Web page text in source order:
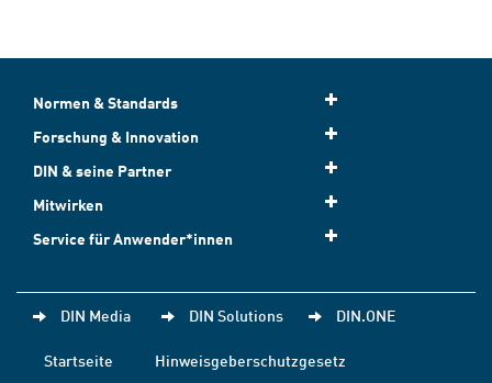
Normen & Standards
Forschung & Innovation
DIN & seine Partner
Mitwirken
Service für Anwender*innen
DIN Media DIN Solutions DIN.ONE
Startseite
Hinweisgeberschutzgesetz